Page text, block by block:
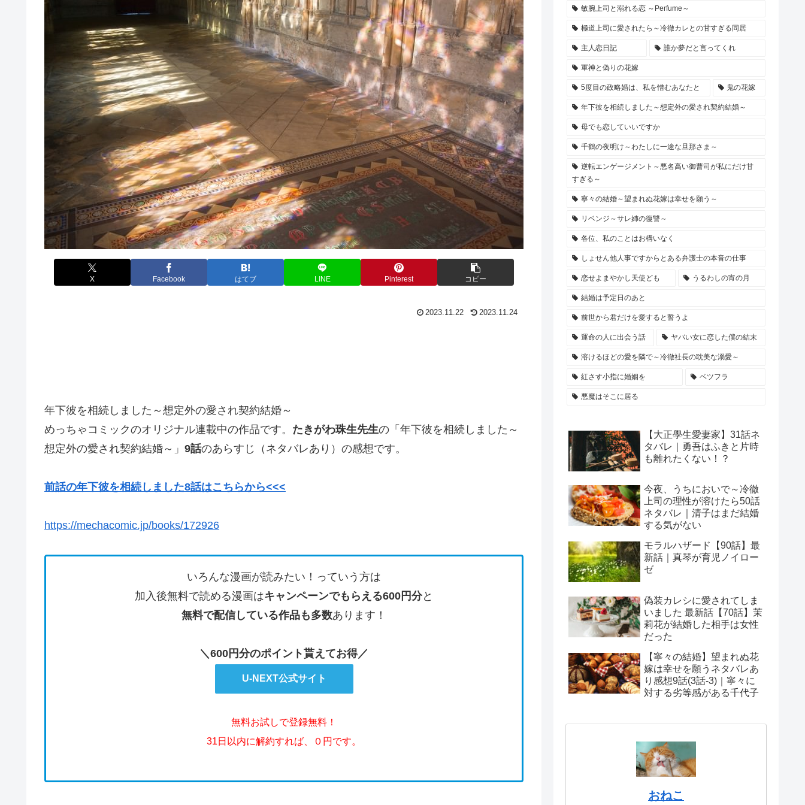
X Facebook はてブ LINE Pinterest コピー
2023.11.22 2023.11.24
年下彼を相続しました～想定外の愛され契約結婚～
めっちゃコミックのオリジナル連載中の作品です。 たきがわ珠生先生の「年下彼を相続しました～
想定外の愛され契約結婚～」 9話のあらすじ（ネタバレあり）の感想です。
前話の年下彼を相続しました8話はこちらから<<<
https://mechacomic.jp/books/172926
いろんな漫画が読みたい！っていう方は
加入後無料で読める漫画はキャンペーンでもらえる600円分と
無料で配信している作品も多数あります！
＼600円分のポイント貰えてお得／
U-NEXT公式サイト
無料お試しで登録無料！
31日以内に解約すれば、０円です。
敏腕上司と溺れる恋 ～Perfume～
極道上司に愛されたら～冷徹カレとの甘すぎる同居
主人恋日記 誰か夢だと言ってくれ
軍神と偽りの花嫁
5度目の政略婚は、私を憎むあなたと 鬼の花嫁
年下彼を相続しました～想定外の愛され契約結婚～
母でも恋していいですか
千鶴の夜明け～わたしに一途な旦那さま～
逆転エンゲージメント～悪名高い御曹司が私にだけ甘
すぎる～
寧々の結婚～望まれぬ花嫁は幸せを願う～
リベンジ～サレ姉の復讐～
各位、私のことはお構いなく
しょせん他人事ですからとある弁護士の本音の仕事
恋せよまやかし天使ども うるわしの宵の月
結婚は予定日のあと
前世から君だけを愛すると誓うよ
運命の人に出会う話 ヤバい女に恋した僕の結末
溶けるほどの愛を隣で～冷徹社長の耽美な溺愛～
紅さす小指に婚姻を ベツフラ
悪魔はそこに居る
【大正學生愛妻家】31話ネ
タバレ｜勇吾はふきと片時
も離れたくない！？
今夜、うちにおいで～冷徹
上司の理性が溶けたら50話
ネタバレ｜清子はまだ結婚
する気がない
モラルハザード【90話】最
新話｜真琴が育児ノイロー
ゼ
偽装カレシに愛されてしま
いました 最新話【70話】茉
莉花が結婚した相手は女性
だった
【寧々の結婚】望まれぬ花
嫁は幸せを願うネタバレあ
り感想9話(3話-3)｜寧々に
対する劣等感がある千代子
おねこ